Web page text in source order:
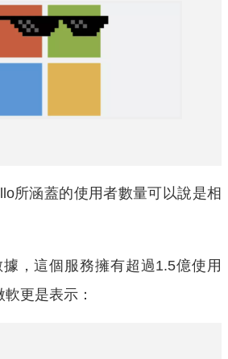
所涵蓋的使用者數量可以說是相
，這個服務擁有超過1.5億使用
更是表示：